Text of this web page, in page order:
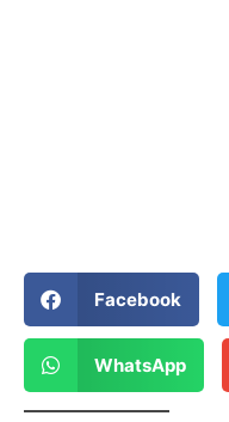
Facebook
WhatsApp